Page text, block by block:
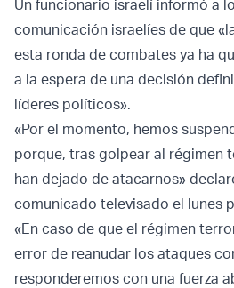
Un funcionario israelí informó a
comunicación israelíes de que
esta ronda de combates ya ha
a la espera de una decisión
líderes políticos».
«Por el momento, hemos
porque, tras golpear al régimen
han dejado de atacarnos»
comunicado televisado el lunes
«En caso de que el régimen
error de reanudar los ataques
responderemos con una fuerza